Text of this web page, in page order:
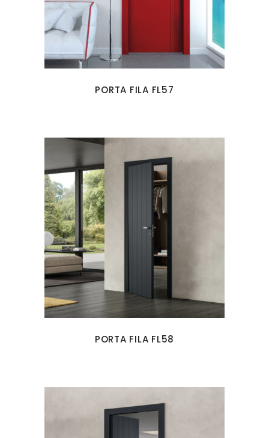
PORTA FILA FL57
PORTA FILA FL58